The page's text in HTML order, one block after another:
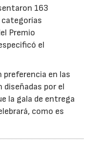
163
categorías
Premio
el
preferencia en las
diseñadas por el
la gala de entrega
como es